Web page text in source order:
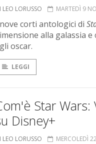
LEO LORUSSO MARTEDÌ 9
corti antologici di
alla galassia
oscar.
LEGGI
Star
Disney+
LEO LORUSSO MERCOLEDÌ